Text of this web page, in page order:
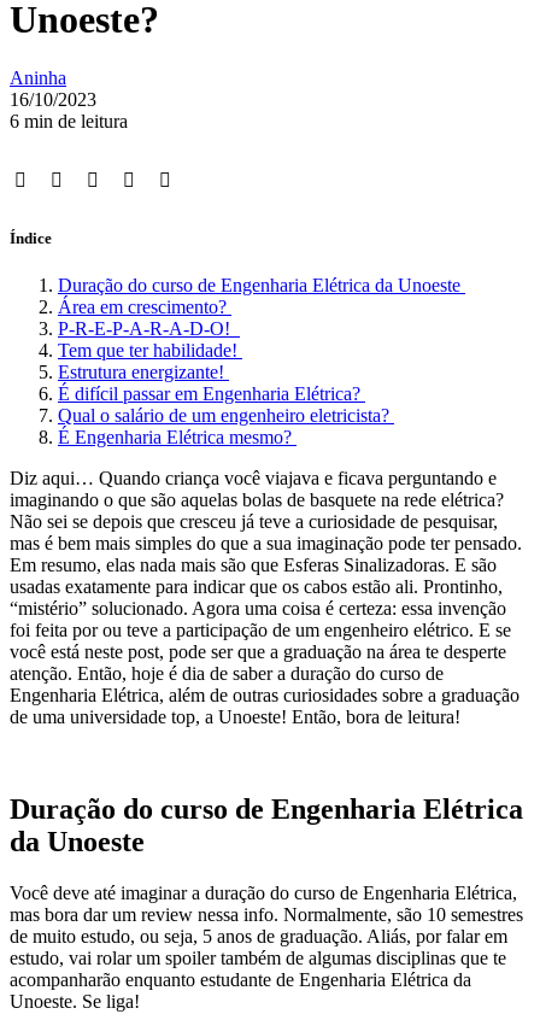
Unoeste?
Aninha
16/10/2023
6 min de leitura
Índice
Duração do curso de Engenharia Elétrica da Unoeste
Área em crescimento?
P-R-E-P-A-R-A-D-O!
Tem que ter habilidade!
Estrutura energizante!
É difícil passar em Engenharia Elétrica?
Qual o salário de um engenheiro eletricista?
É Engenharia Elétrica mesmo?
Diz aqui… Quando criança você viajava e ficava perguntando e
imaginando o que são aquelas bolas de basquete na rede elétrica?
Não sei se depois que cresceu já teve a curiosidade de pesquisar,
mas é bem mais simples do que a sua imaginação pode ter pensado.
Em resumo, elas nada mais são que Esferas Sinalizadoras. E são
usadas exatamente para indicar que os cabos estão ali. Prontinho,
“mistério” solucionado. Agora uma coisa é certeza: essa invenção
foi feita por ou teve a participação de um engenheiro elétrico. E se
você está neste post, pode ser que a graduação na área te desperte
atenção. Então, hoje é dia de saber a duração do curso de
Engenharia Elétrica, além de outras curiosidades sobre a graduação
de uma universidade top, a Unoeste! Então, bora de leitura!
Duração do curso de Engenharia Elétrica
da Unoeste
Você deve até imaginar a duração do curso de Engenharia Elétrica,
mas bora dar um review nessa info. Normalmente, são 10 semestres
de muito estudo, ou seja, 5 anos de graduação. Aliás, por falar em
estudo, vai rolar um spoiler também de algumas disciplinas que te
acompanharão enquanto estudante de Engenharia Elétrica da
Unoeste. Se liga!